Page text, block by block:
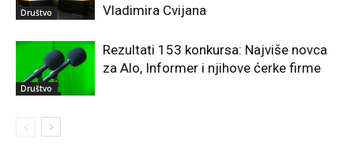
Društvo
Vladimira Cvijana
Društvo
Rezultati 153 konkursa: Najviše novca
za Alo, Informer i njihove ćerke firme